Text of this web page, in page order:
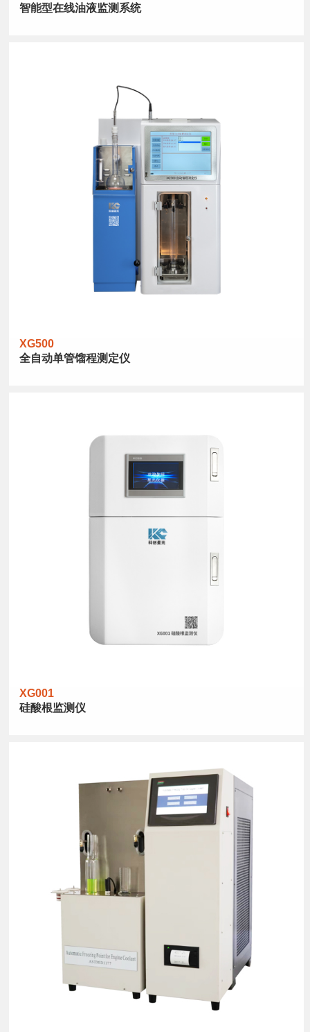
智能型在线油液监测系统
XG500
全自动单管馏程测定仪
XG001
硅酸根监测仪